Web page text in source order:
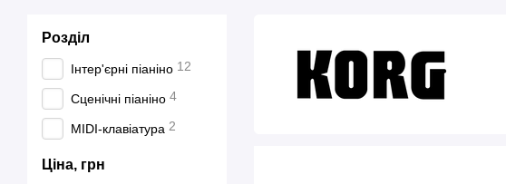
Розділ
Інтер'єрні піаніно 12
Сценічні піаніно 4
MIDI-клавіатура 2
Ціна, грн